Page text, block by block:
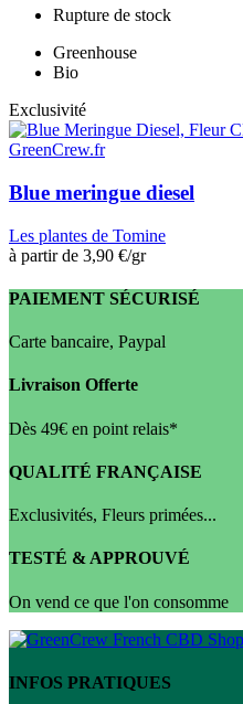
Rupture de stock
Greenhouse
Bio
Exclusivité
Blue meringue diesel
Les plantes de Tomine
à partir de 3,90 €/gr
PAIEMENT SÉCURISÉ
Carte bancaire, Paypal
Livraison Offerte
Dès 49€ en point relais*
QUALITÉ FRANÇAISE
Exclusivités, Fleurs primées...
TESTÉ & APPROUVÉ
On vend ce que l'on consomme
INFOS PRATIQUES